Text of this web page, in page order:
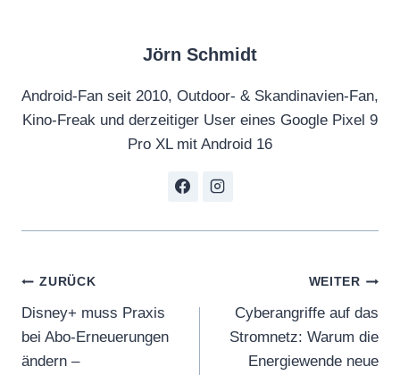
Jörn Schmidt
Android-Fan seit 2010, Outdoor- & Skandinavien-Fan,
Kino-Freak und derzeitiger User eines Google Pixel 9
Pro XL mit Android 16
Beitragsnavigation
ZURÜCK
Disney+ muss Praxis
bei Abo-Erneuerungen
ändern –
WEITER
Cyberangriffe auf das
Stromnetz: Warum die
Energiewende neue